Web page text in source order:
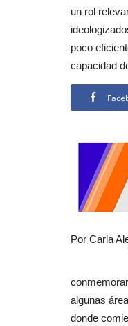
un rol
poco
capacidad
Por Carla
A
algunas
donde
La